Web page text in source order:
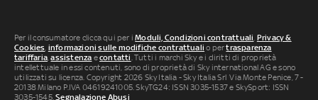
Per il consumatore clicca qui per iModuli, Condizioni contrattuali, Privacy &
Cookies, informazioni sulle modifiche contrattuali o pertrasparenza
tariffaria,assistenza econtatti. Tutti i marchi Sky e i diritti di proprietà
intellettuale in essi contenuti, sono di proprietà di Sky international AG e sono
utilizzati su licenza. Copyright 2026 Sky Italia - Sky Italia Srl Via Monte Penice, 7 -
20138 Milano P.IVA 04619241005. SkyTG24: ISSN 3035-1537 e SkySport: ISSN
3035-1545.Segnalazione Abusi